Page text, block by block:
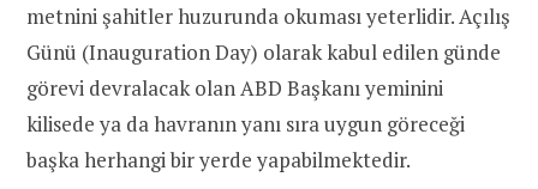
metnini şahitler huzurunda okuması yeterlidir. Açılış
Günü (Inauguration Day) olarak kabul edilen günde
görevi devralacak olan ABD Başkanı yeminini
kilisede ya da havranın yanı sıra uygun göreceği
başka herhangi bir yerde yapabilmektedir.